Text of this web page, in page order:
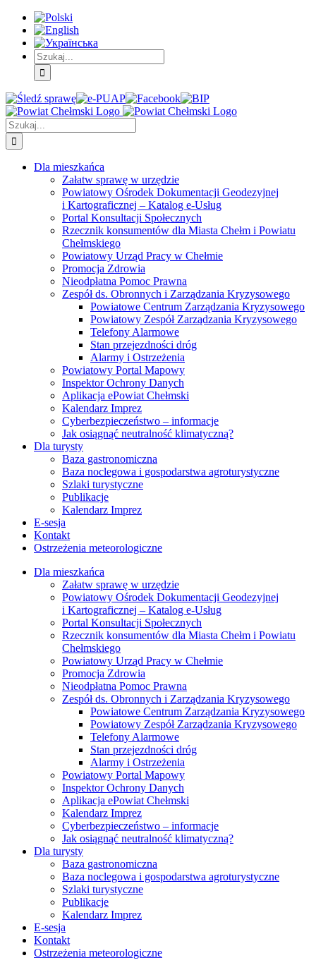
Skip
Treść
główna
Skip
Menu
główne
Skip
Menu
dodatkowe
Szukaj
Śledź
sprawę
E-
PUAP
Facebook BIP Instagram
Szukaj
Dla mieszkańca
Załatw sprawę w urzędzie
Powiatowy Ośrodek Dokumentacji Geodezyjnej
i Kartograficznej – Katalog e-Usług
Portal Konsultacji Społecznych
Rzecznik konsumentów dla Miasta Chełm i Powiatu
Chełmskiego
Powiatowy Urząd Pracy w Chełmie
Promocja Zdrowia
Nieodpłatna Pomoc Prawna
Zespół ds. Obronnych i Zarządzania Kryzysowego
Powiatowe Centrum Zarządzania Kryzysowego
Powiatowy Zespół Zarządzania Kryzysowego
Telefony Alarmowe
Stan przejezdności dróg
Alarmy i Ostrzeżenia
Powiatowy Portal Mapowy
Inspektor Ochrony Danych
Aplikacja ePowiat Chełmski
Kalendarz Imprez
Cyberbezpieczeństwo – informacje
Jak osiągnąć neutralność klimatyczną?
Dla turysty
Baza gastronomiczna
Baza noclegowa i gospodarstwa agroturystyczne
Szlaki turystyczne
Publikacje
Kalendarz Imprez
E-sesja
Kontakt
Ostrzeżenia meteorologiczne
Dla mieszkańca
Załatw sprawę w urzędzie
Powiatowy Ośrodek Dokumentacji Geodezyjnej
i Kartograficznej – Katalog e-Usług
Portal Konsultacji Społecznych
Rzecznik konsumentów dla Miasta Chełm i Powiatu
Chełmskiego
Powiatowy Urząd Pracy w Chełmie
Promocja Zdrowia
Nieodpłatna Pomoc Prawna
Zespół ds. Obronnych i Zarządzania Kryzysowego
Powiatowe Centrum Zarządzania Kryzysowego
Powiatowy Zespół Zarządzania Kryzysowego
Telefony Alarmowe
Stan przejezdności dróg
Alarmy i Ostrzeżenia
Powiatowy Portal Mapowy
Inspektor Ochrony Danych
Aplikacja ePowiat Chełmski
Kalendarz Imprez
Cyberbezpieczeństwo – informacje
Jak osiągnąć neutralność klimatyczną?
Dla turysty
Baza gastronomiczna
Baza noclegowa i gospodarstwa agroturystyczne
Szlaki turystyczne
Publikacje
Kalendarz Imprez
E-sesja
Kontakt
Ostrzeżenia meteorologiczne